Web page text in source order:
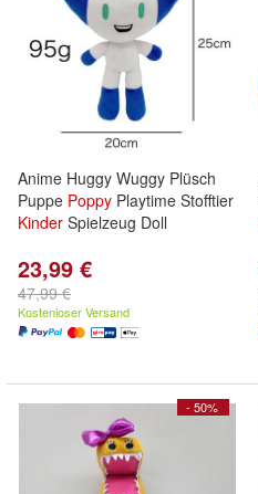
Anime Huggy Wuggy Plüsch
Puppe Poppy Playtime Stofftier
Kinder Spielzeug Doll
23,99 €
47,99 €
Kostenloser Versand
- 50%